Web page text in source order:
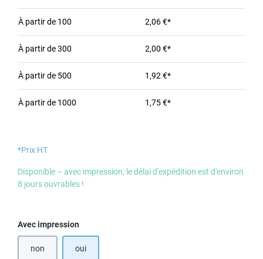
À partir de 100 2,06 €*
À partir de300 2,00 €*
À partir de 500 1,92 €*
À partir de 1000 1,75 €*
*Prix HT
Disponible – avec impression, le délai d'expédition est d'environ
8 jours ouvrables !
Sélectionnez
Avec impression
non oui